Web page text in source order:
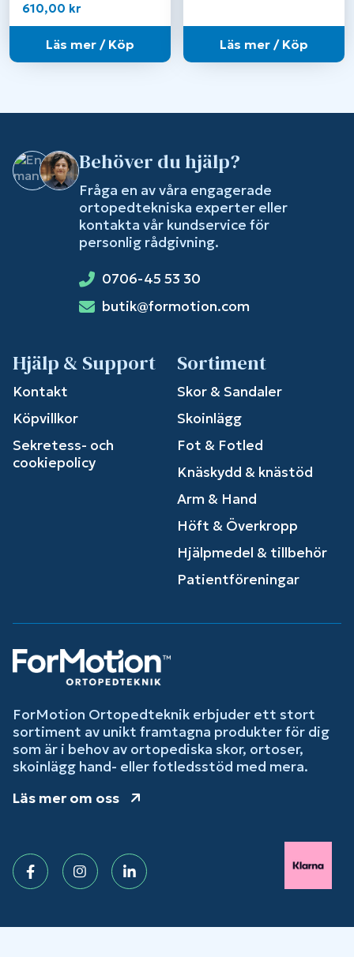
610,00 kr
Läs mer / Köp Läs mer / Köp
Behöver du hjälp?
Fråga en av våra engagerade
ortopedtekniska experter eller
kontakta vår kundservice för
personlig rådgivning.
0706-45 53 30
butik@formotion.com
Hjälp & Support
Kontakt
Köpvillkor
Sekretess- och
cookiepolicy
Sortiment
Skor & Sandaler
Skoinlägg
Fot & Fotled
Knäskydd & knästöd
Arm & Hand
Höft & Överkropp
Hjälpmedel & tillbehör
Patientföreningar
ForMotion Ortopedteknik erbjuder ett stort
sortiment av unikt framtagna produkter för dig
som är i behov av ortopediska skor, ortoser,
skoinlägg hand- eller fotledsstöd med mera.
Läs mer om oss
FacebookInstagramLinkedIn